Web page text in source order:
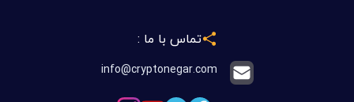
تماس با ما :
info@cryptonegar.com